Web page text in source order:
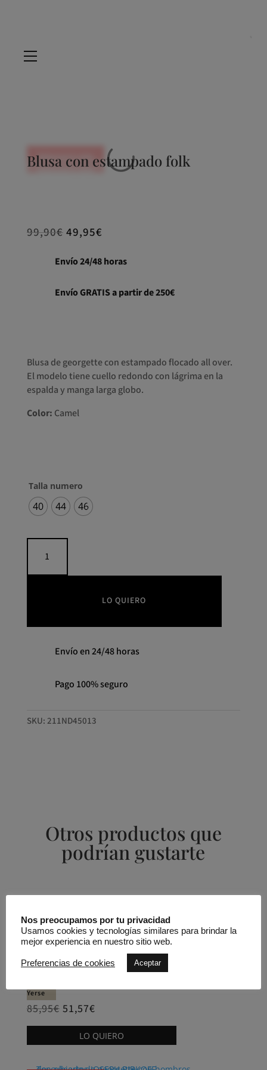
REBAJADO 60%
REBAJADO 60%
REBAJADO 60%
REBAJADO 60%
Blusa con estampado folk
99,90€ 49,95€
Envío 24/48 horas
Envío GRATIS a partir de 250€
Blusa de georgette con estampado flocado all over.
El modelo tiene cuello redondo con lágrima en la
espalda y manga larga globo.
Color: Camel
Talla numero
40 44 46
LO QUIERO
Envío en 24/48 horas
Pago 100% seguro
SKU: 211ND45013
Otros productos que
podrían gustarte
Productos relacionados
REBAJADO -40%
Camisa satinada YERSE
Yerse
85,95€ 51,57€
LO QUIERO
Este
Nos preocupamos por tu privacidad
Usamos cookies y tecnologías similares para brindar la
mejor experiencia en nuestro sitio web.
Preferencias de cookies Aceptar